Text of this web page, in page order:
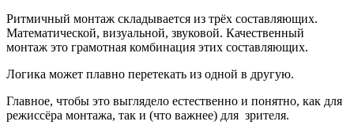
Ритмичный монтаж складывается из трёх составляющих.
Математической, визуальной, звуковой. Качественный
монтаж это грамотная комбинация этих составляющих.
Логика может плавно перетекать из одной в другую.
Главное, чтобы это выглядело естественно и понятно, как для
режиссёра монтажа, так и (что важнее) для зрителя.